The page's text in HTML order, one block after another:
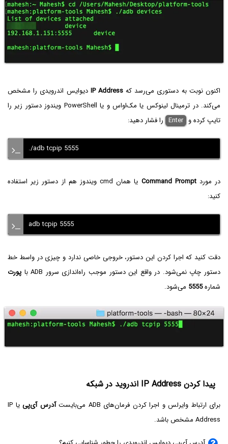
اکنون نوبت به دستوری می‌رسد کهIP Address دیوایس اندرویدی را مشخص
می‌کند. در ترمینال لینوکس یا مک‌او‌اس و یا PowerShell ویندوز دستور زیر را
تایپ کرده و Enter را فشار دهید:
./adb tcpip 5555
در موردCommand Prompt
یا همان cmd ویندوز هم از دستور زیر استفاده
کنید:
adb tcpip 5555
دقت کنید که اجرا کردن این دستور، خروجی خاصی ندارد و چیزی در واسط خط
دستور چاپ نمی‌شود. در واقع این دستور موجب راه‌اندازی سرور ADB با
پورت
شماره5555 می‌شود.
پیدا کردن IP Address اندروید در شبکه
برای ارتباط وایرلس و اجرا کردن فرمان‌های ADB می‌بایست آدرس آی‌پی
یا IP
Address مشخص باشد.